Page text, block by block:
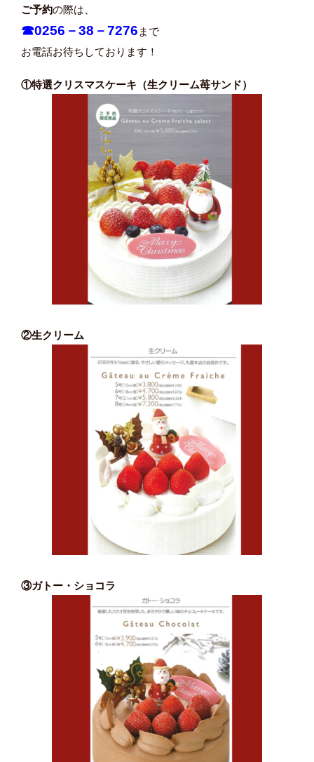
ご予約の際は、
☎0256－38－7276 まで
お電話お待ちしております！
①特選クリスマスケーキ（生クリーム苺サンド）
②生クリーム
③ガトー・ショコラ